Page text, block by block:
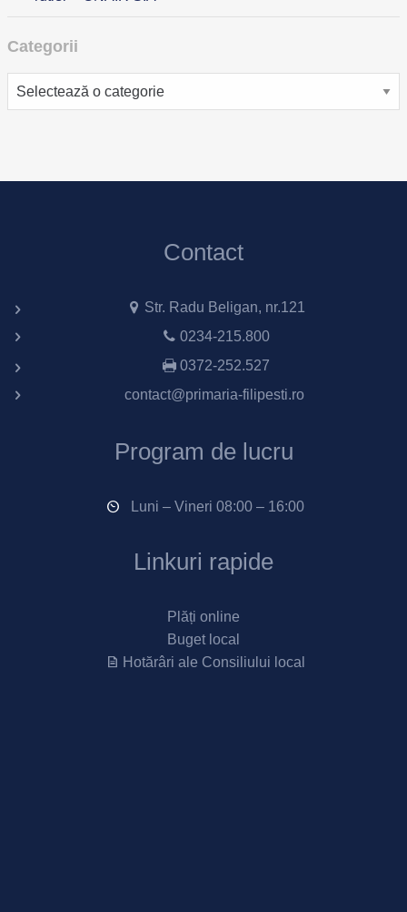
Categorii
Categorii
Contact
Str. Radu Beligan, nr.121
0234-215.800
0372-252.527
contact@primaria-filipesti.ro
Program de lucru
Luni – Vineri 08:00 – 16:00
Linkuri rapide
Plăți online
Buget local
Hotărâri ale Consiliului local